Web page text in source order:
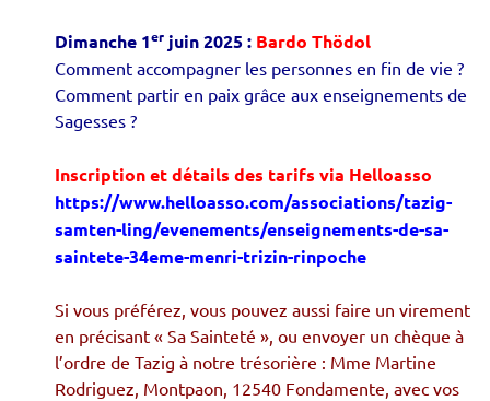
Dimanche 1er juin 2025 : Bardo Thödol
Comment accompagner les personnes en fin de vie ?
Comment partir en paix grâce aux enseignements de
Sagesses ?
Inscription et détails des tarifs via Helloasso
https://www.helloasso.com/associations/tazig-
samten-ling/evenements/enseignements-de-sa-
saintete-34eme-menri-trizin-rinpoche
Si vous préférez, vous pouvez aussi faire un virement
en précisant « Sa Sainteté », ou envoyer un chèque à
l’ordre de Tazig à notre trésorière : Mme Martine
Rodriguez, Montpaon, 12540 Fondamente, avec vos